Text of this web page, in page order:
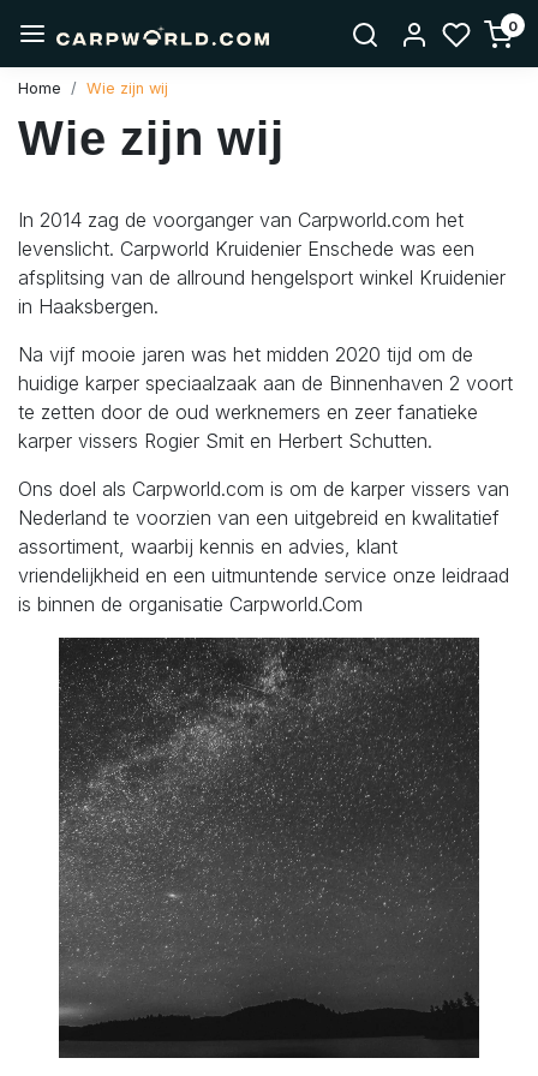
0
Home Wie zijn wij
Wie zijn wij
In 2014 zag de voorganger van Carpworld.com het
levenslicht. Carpworld Kruidenier Enschede was een
afsplitsing van de allround hengelsport winkel Kruidenier
in Haaksbergen.
Na vijf mooie jaren was het midden 2020 tijd om de
huidige karper speciaalzaak aan de Binnenhaven 2 voort
te zetten door de oud werknemers en zeer fanatieke
karper vissers Rogier Smit en Herbert Schutten.
Ons doel als Carpworld.com is om de karper vissers van
Nederland te voorzien van een uitgebreid en kwalitatief
assortiment, waarbij kennis en advies, klant
vriendelijkheid en een uitmuntende service onze leidraad
is binnen de organisatie Carpworld.Com